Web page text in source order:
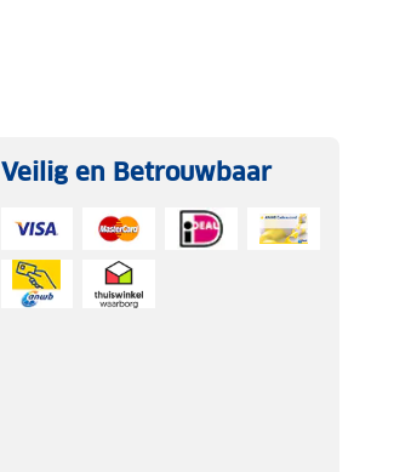
Veilig en Betrouwbaar